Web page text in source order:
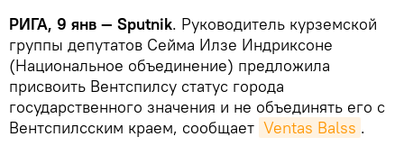
РИГА, 9 янв — Sputnik. Руководитель курземской
группы депутатов Сейма Илзе Индриксоне
(Национальное объединение) предложила
присвоить Вентспилсу статус города
государственного значения и не объединять его с
Вентспилсским краем, сообщает Ventas Balss .